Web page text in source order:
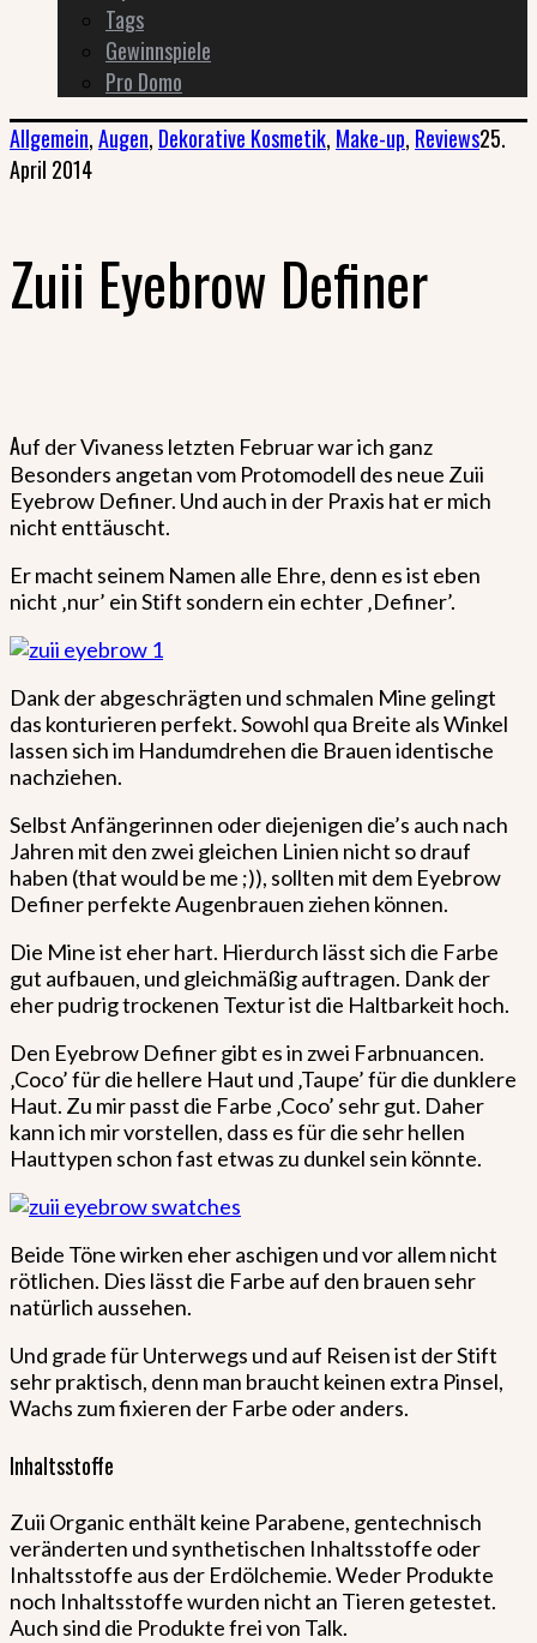
Tags
Gewinnspiele
Pro Domo
Allgemein,Augen, Dekorative Kosmetik, Make-up, Reviews25.
April 2014
Zuii Eyebrow Definer
Auf der Vivaness letzten Februar war ich ganz
Besonders angetan vom Protomodell des neue Zuii
Eyebrow Definer. Und auch in der Praxis hat er mich
nicht enttäuscht.
Er macht seinem Namen alle Ehre, denn es ist eben
nicht ‚nur’ ein Stift sondern ein echter ‚Definer’.
Dank der abgeschrägten und schmalen Mine gelingt
das konturieren perfekt. Sowohl qua Breite als Winkel
lassen sich im Handumdrehen die Brauen identische
nachziehen.
Selbst Anfängerinnen oder diejenigen die’s auch nach
Jahren mit den zwei gleichen Linien nicht so drauf
haben (that would be me ;)), sollten mit dem Eyebrow
Definer perfekte Augenbrauen ziehen können.
Die Mine ist eher hart. Hierdurch lässt sich die Farbe
gut aufbauen, und gleichmäßig auftragen. Dank der
eher pudrig trockenen Textur ist die Haltbarkeit hoch.
Den Eyebrow Definer gibt es in zwei Farbnuancen.
‚Coco’ für die hellere Haut und ‚Taupe’ für die dunklere
Haut. Zu mir passt die Farbe ‚Coco’ sehr gut. Daher
kann ich mir vorstellen, dass es für die sehr hellen
Hauttypen schon fast etwas zu dunkel sein könnte.
Beide Töne wirken eher aschigen und vor allem nicht
rötlichen. Dies lässt die Farbe auf den brauen sehr
natürlich aussehen.
Und grade für Unterwegs und auf Reisen ist der Stift
sehr praktisch, denn man braucht keinen extra Pinsel,
Wachs zum fixieren der Farbe oder anders.
Inhaltsstoffe
Zuii Organic enthält keine Parabene, gentechnisch
veränderten und synthetischen Inhaltsstoffe oder
Inhaltsstoffe aus der Erdölchemie. Weder Produkte
noch Inhaltsstoffe wurden nicht an Tieren getestet.
Auch sind die Produkte frei von Talk.